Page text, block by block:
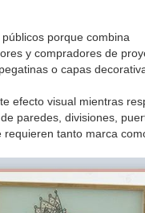
porque combina
y compradores de
o capas
efecto visual mientras
paredes, divisiones,
requieren tanto marca